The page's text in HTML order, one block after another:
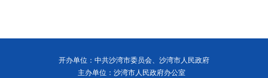
开办单位：中共沙湾市委员会、沙湾市人民政府
主办单位：沙湾市人民政府办公室